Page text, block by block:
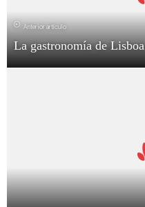
Anterior artículo
La gastronomía de Lisboa